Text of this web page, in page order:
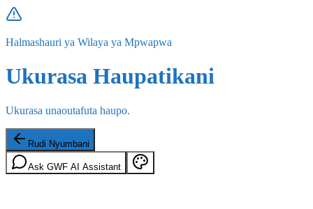
Halmashauri ya Wilaya ya Mpwapwa
Ukurasa Haupatikani
Ukurasa unaoutafuta haupo.
Rudi Nyumbani
Ask GWF AI Assistant